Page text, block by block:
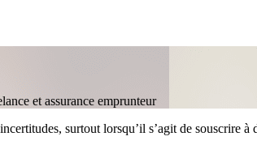
et assurance emprunteur
surtout lorsqu’il s’agit de souscrire